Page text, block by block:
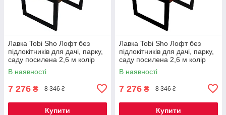
Лавка Tobi Sho Лофт без
підлокітників для дачі, парку,
саду посилена 2,6 м колір
горіх
В наявності
7 276 ₴ 8 346 ₴
Купити
Лавка Tobi Sho Лофт без
підлокітників для дачі, парку,
саду посилена 2,6 м колір
махагоній
В наявності
7 276 ₴ 8 346 ₴
Купити